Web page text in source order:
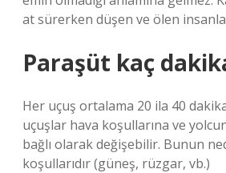
at sürerken düşen ve ölen
Paraşüt kaç
Her uçuş ortalama 20 ila 40
uçuşlar hava koşullarına ve
bağlı olarak değişebilir. Bunun
koşullarıdır (güneş, rüzgar, vb.)